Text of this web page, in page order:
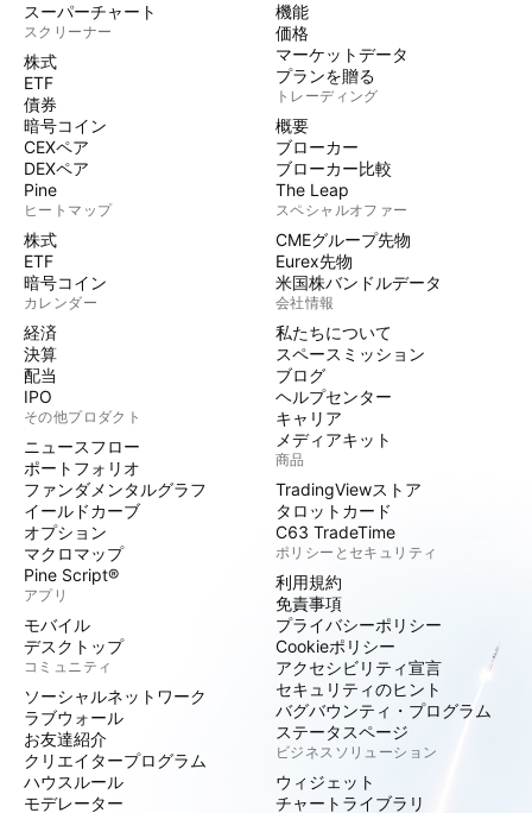
スーパーチャート
スクリーナー
株式
ETF
債券
暗号コイン
CEXペア
DEXペア
Pine
ヒートマップ
株式
ETF
暗号コイン
カレンダー
経済
決算
配当
IPO
その他プロダクト
ニュースフロー
ポートフォリオ
ファンダメンタルグラフ
イールドカーブ
オプション
マクロマップ
Pine Script®
アプリ
モバイル
デスクトップ
コミュニティ
ソーシャルネットワーク
ラブウォール
お友達紹介
クリエイタープログラム
ハウスルール
モデレーター
機能
価格
マーケットデータ
プランを贈る
トレーディング
概要
ブローカー
ブローカー比較
The Leap
スペシャルオファー
CMEグループ先物
Eurex先物
米国株バンドルデータ
会社情報
私たちについて
スペースミッション
ブログ
ヘルプセンター
キャリア
メディアキット
商品
TradingViewストア
タロットカード
C63 TradeTime
ポリシーとセキュリティ
利用規約
免責事項
プライバシーポリシー
Cookieポリシー
アクセシビリティ宣言
セキュリティのヒント
バグバウンティ・プログラム
ステータスページ
ビジネスソリューション
ウィジェット
チャートライブラリ